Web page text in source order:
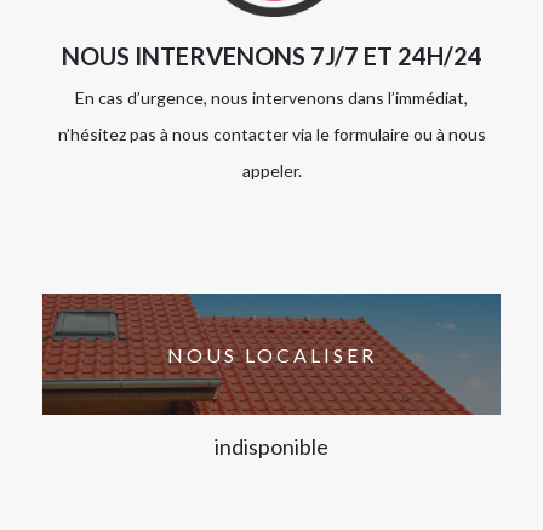
NOUS INTERVENONS 7J/7 ET 24H/24
En cas d’urgence, nous intervenons dans l’immédiat,
n’hésitez pas à nous contacter via le formulaire ou à nous
appeler.
NOUS LOCALISER
indisponible